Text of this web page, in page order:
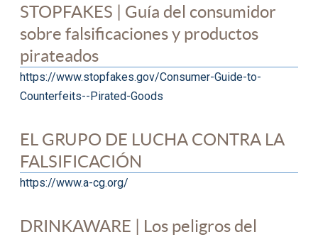
STOPFAKES | Guía del consumidor
sobre falsificaciones y productos
pirateados
https://www.stopfakes.gov/Consumer-Guide-to-
Counterfeits--Pirated-Goods
EL GRUPO DE LUCHA CONTRA LA
FALSIFICACIÓN
https://www.a-cg.org/
DRINKAWARE | Los peligros del